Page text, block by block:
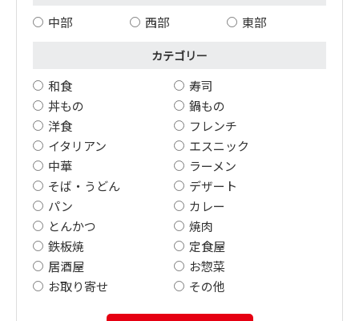
中部 西部 東部
カテゴリー
和食
寿司
丼もの
鍋もの
洋食
フレンチ
イタリアン
エスニック
中華
ラーメン
そば・うどん
デザート
パン
カレー
とんかつ
焼肉
鉄板焼
定食屋
居酒屋
お惣菜
お取り寄せ
その他